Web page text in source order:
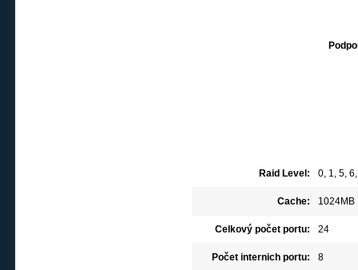
Raid Level: 0, 1, 5,
Cache: 1024MB
Celkový počet portu: 24
Počet internich portu: 8